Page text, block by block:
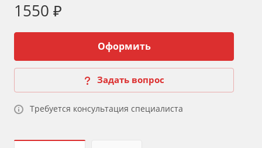
1550 ₽
Оформить
Задать вопрос
Требуется консультация специалиста